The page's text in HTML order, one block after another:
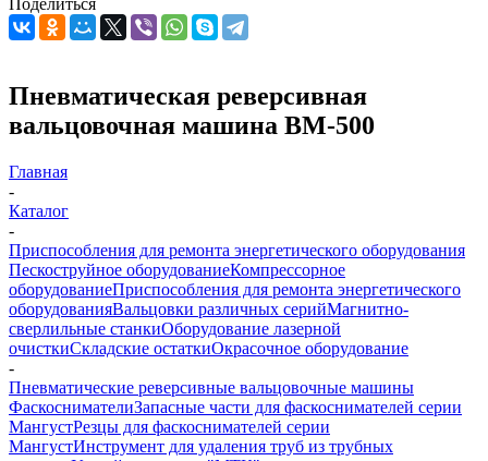
Поделиться
Пневматическая реверсивная
вальцовочная машина ВМ-500
Главная
-
Каталог
-
Приспособления для ремонта энергетического оборудования
Пескоструйное оборудованиеКомпрессорное
оборудованиеПриспособления для ремонта энергетического
оборудованияВальцовки различных серийМагнитно-
сверлильные станкиОборудование лазерной
очисткиСкладские остаткиОкрасочное оборудование
-
Пневматические реверсивные вальцовочные машины
ФаскоснимателиЗапасные части для фаскоснимателей серии
МангустРезцы для фаскоснимателей серии
МангустИнструмент для удаления труб из трубных